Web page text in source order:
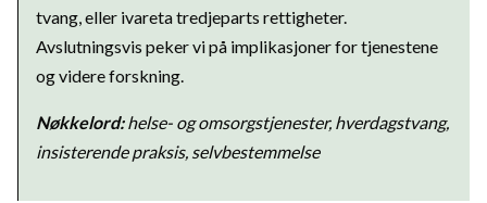
tvang, eller ivareta tredjeparts rettigheter.
Avslutningsvis peker vi på implikasjoner for tjenestene
og videre forskning.
Nøkkelord:helse- og omsorgstjenester, hverdagstvang,
insisterende praksis, selvbestemmelse